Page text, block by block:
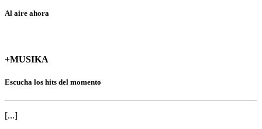
Al aire ahora
+MUSIKA
Escucha los hits del momento
[...]